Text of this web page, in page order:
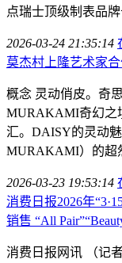
点瑞士顶级制表品
2026-03-24 21:35:14
莫杰村上隆艺术家
概念 灵动俏皮。奇
MURAKAMI奇幻之
汇。DAISY的灵动
MURAKAMI）的超
2026-03-23 19:53:14
消费日报2026年
销售 “All
消费日报网讯 （记